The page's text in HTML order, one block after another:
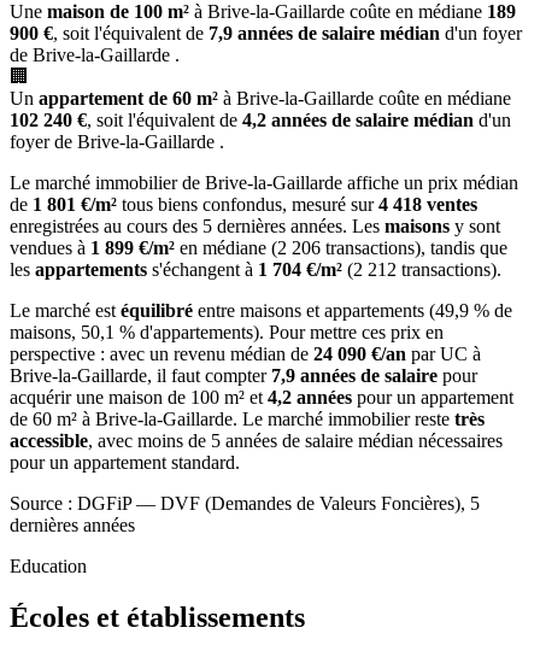
Une maison de 100 m² à Brive-la-Gaillarde coûte en médiane 189
900 €, soit l'équivalent de 7,9 années de salaire médian d'un foyer
de Brive-la-Gaillarde .
🏢
Un appartement de 60 m² à Brive-la-Gaillarde coûte en médiane
102 240 €, soit l'équivalent de 4,2 années de salaire médian d'un
foyer de Brive-la-Gaillarde .
Le marché immobilier de Brive-la-Gaillarde affiche un prix médian
de 1 801 €/m² tous biens confondus, mesuré sur4 418 ventes
enregistrées au cours des 5 dernières années. Les maisons y sont
vendues à 1 899 €/m² en médiane (2 206 transactions), tandis que
les appartements s'échangent à 1 704 €/m² (2 212 transactions).
Le marché est équilibré entre maisons et appartements (49,9 % de
maisons, 50,1 % d'appartements). Pour mettre ces prix en
perspective : avec un revenu médian de 24 090 €/an par UC à
Brive-la-Gaillarde, il faut compter 7,9 années de salaire pour
acquérir une maison de 100 m² et 4,2 années pour un appartement
de 60 m² à Brive-la-Gaillarde. Le marché immobilier reste très
accessible, avec moins de 5 années de salaire médian nécessaires
pour un appartement standard.
Source : DGFiP — DVF (Demandes de Valeurs Foncières), 5
dernières années
Education
Écoles et établissements